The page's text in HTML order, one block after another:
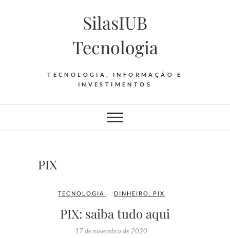
SilasIUB
Tecnologia
TECNOLOGIA, INFORMAÇÃO E
INVESTIMENTOS
PIX
TECNOLOGIA DINHEIRO PIX
PIX: saiba tudo aqui
17 de novembro de 2020